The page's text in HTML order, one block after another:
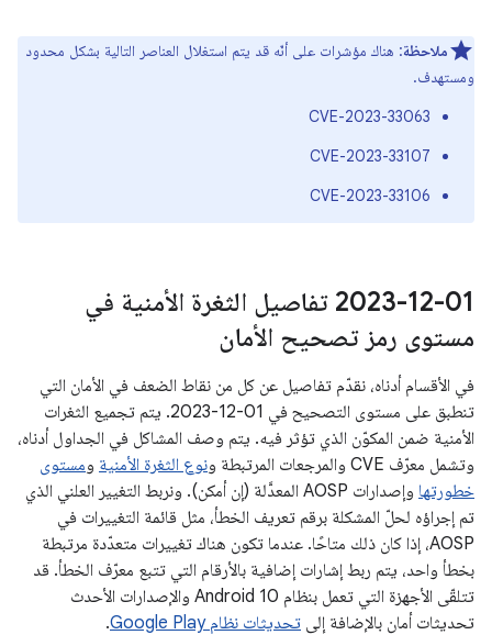
ملاحظة: هناك مؤشرات على أنّه قد يتم استغلال العناصر التالية بشكل محدود
ومستهدف.
CVE-2023-33063
CVE-2023-33107
CVE-2023-33106
‎2023-12-01 تفاصيل الثغرة الأمنية في
مستوى رمز تصحيح الأمان
في الأقسام أدناه، نقدّم تفاصيل عن كل من نقاط الضعف في الأمان التي
تنطبق على مستوى التصحيح في 01‏-12‏-2023. يتم تجميع الثغرات
الأمنية ضمن المكوّن الذي تؤثر فيه. يتم وصف المشاكل في الجداول أدناه،
وتشمل معرّف CVE والمرجعات المرتبطة و
نوع الثغرة الأمنية ومستوى
خطورتها
وإصدارات AOSP المعدَّلة (إن أمكن). ونربط التغيير العلني الذي
تم إجراؤه لحلّ المشكلة برقم تعريف الخطأ، مثل قائمة التغييرات في
AOSP، إذا كان ذلك متاحًا. عندما تكون هناك تغييرات متعدّدة مرتبطة
بخطأ واحد، يتم ربط إشارات إضافية بالأرقام التي تتبع معرّف الخطأ. قد
تتلقّى الأجهزة التي تعمل بنظام Android 10 والإصدارات الأحدث
تحديثات أمان بالإضافة إلى تحديثات نظام Google Play .